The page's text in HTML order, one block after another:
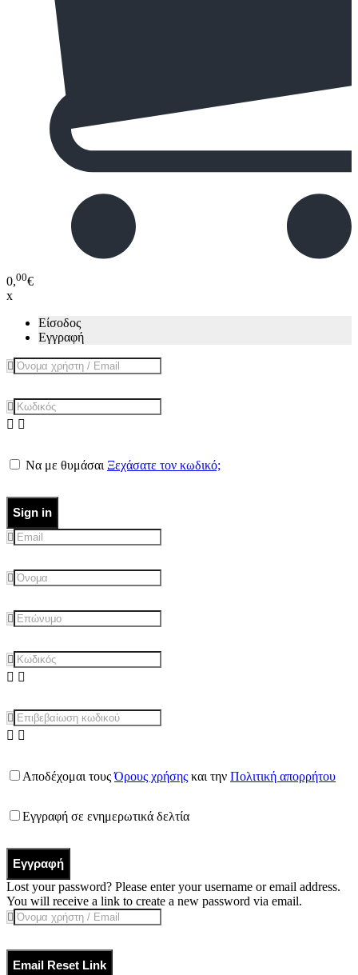
0,00€
x
Είσοδος
Εγγραφή
Να με θυμάσαι Ξεχάσατε τον κωδικό;
Sign in
Αποδέχομαι τουςΌρους χρήσης και την Πολιτική απορρήτου
Εγγραφή σε ενημερωτικά δελτία
Εγγραφή
Lost your password? Please enter your username or email address.
You will receive a link to create a new password via email.
Email Reset Link